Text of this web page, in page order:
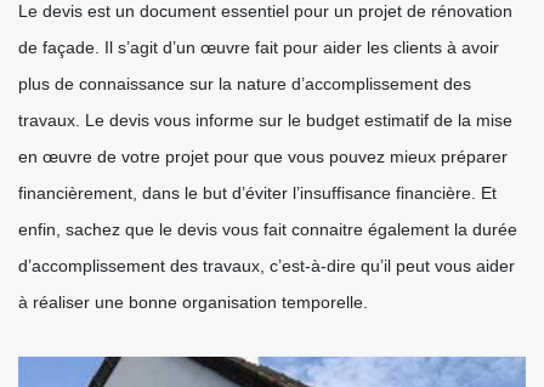
Le devis est un document essentiel pour un projet de rénovation
de façade. Il s’agit d’un œuvre fait pour aider les clients à avoir
plus de connaissance sur la nature d’accomplissement des
travaux. Le devis vous informe sur le budget estimatif de la mise
en œuvre de votre projet pour que vous pouvez mieux préparer
financièrement, dans le but d’éviter l’insuffisance financière. Et
enfin, sachez que le devis vous fait connaitre également la durée
d’accomplissement des travaux, c’est-à-dire qu’il peut vous aider
à réaliser une bonne organisation temporelle.